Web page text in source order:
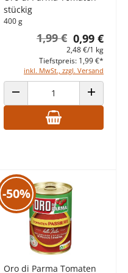
stückig
400 g
0,99 €
1,99 €
2,48 €/1 kg
inkl. MwSt., zzgl. Versand
Tiefstpreis: 1,99 €*
ANZAHL VERRINGERN ANZAHL
-50%
Oro di Parma Tomaten